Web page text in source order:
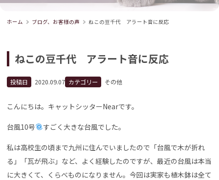
ホーム ブログ、お客様の声 ねこの豆千代 アラート音に反応
ねこの豆千代 アラート音に反応
投稿日 2020.09.07 カテゴリー その他
こんにちは。キャットシッターNearです。
台風10号 すごく大きな台風でした。
私は高校生の頃まで九州に住んでいましたので「台風で木が折れ
る」「瓦が飛ぶ」など、よく経験したのですが、最近の台風は本当
に大きくて、くらべものになりません。今回は実家も植木鉢は全て